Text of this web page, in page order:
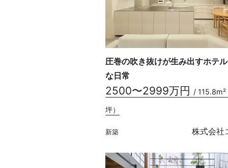
圧巻の吹き抜けが生み出すホテ
な日常
2500〜2999万円 /
坪）
新築 株式会社